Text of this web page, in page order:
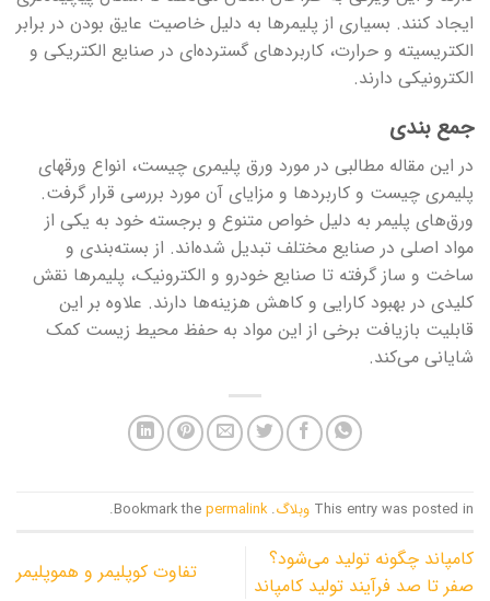
ایجاد کنند. بسیاری از پلیمرها به دلیل خاصیت عایق بودن در برابر
الکتریسیته و حرارت، کاربردهای گسترده‌ای در صنایع الکتریکی و
الکترونیکی دارند.
جمع بندی
در این مقاله مطالبی در مورد ورق پلیمری چیست، انواع ورق­های
پلیمری چیست و کاربردها و مزایای آن مورد بررسی قرار گرفت.
ورق‌های پلیمر به دلیل خواص متنوع و برجسته خود به یکی از
مواد اصلی در صنایع مختلف تبدیل شده‌اند. از بسته‌بندی و
ساخت و ساز گرفته تا صنایع خودرو و الکترونیک، پلیمرها نقش
کلیدی در بهبود کارایی و کاهش هزینه‌ها دارند. علاوه بر این
قابلیت بازیافت برخی از این مواد به حفظ محیط زیست کمک
شایانی می‌کند.
This entry was posted in وبلاگ. Bookmark the
permalink
.
کامپاند چگونه تولید می‌شود؟
صفر تا صد فرآیند تولید کامپاند
تفاوت کوپلیمر و هموپلیمر